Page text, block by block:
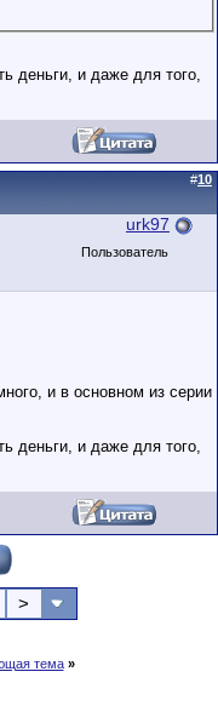
деньги, и даже для того,
#10
urk97
Пользователь
и в основном из серии
деньги, и даже для того,
>
тема »